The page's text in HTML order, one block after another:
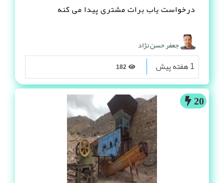
درخواست یاب برات مشتری پیدا می کنه
جعفر حسن نژاد
1 هفته پیش
20